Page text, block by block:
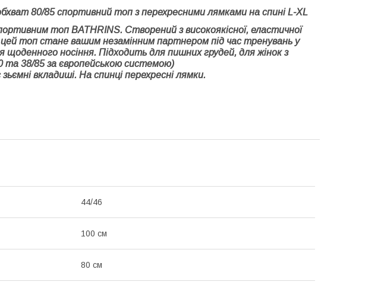
80/85 спортивний топ з перехресними лямками на спині L-XL
топ BATHRINS. Створений з високоякісної, еластичної
топ стане вашим незамінним партнером під час тренувань у
щоденного носіння. Підходить для пишних грудей, для жінок з
та 38/85 за європейською системою)
вкладиші. На спинці перехресні лямки.
44/46
100 см
80 см